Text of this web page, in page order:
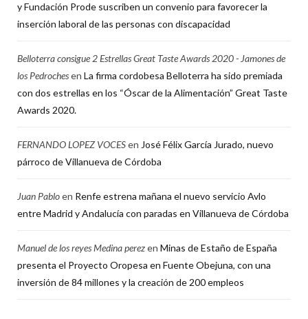
y Fundación Prode suscriben un convenio para favorecer la
inserción laboral de las personas con discapacidad
Belloterra consigue 2 Estrellas Great Taste Awards 2020 - Jamones de
los Pedrochesen La firma cordobesa Belloterra ha sido premiada
con dos estrellas en los “Óscar de la Alimentación” Great Taste
Awards 2020.
FERNANDO LOPEZ VOCESen José Félix García Jurado, nuevo
párroco de Villanueva de Córdoba
Juan Pabloen Renfe estrena mañana el nuevo servicio Avlo
entre Madrid y Andalucía con paradas en Villanueva de Córdoba
Manuel de los reyes Medina perezen Minas de Estaño de España
presenta el Proyecto Oropesa en Fuente Obejuna, con una
inversión de 84 millones y la creación de 200 empleos